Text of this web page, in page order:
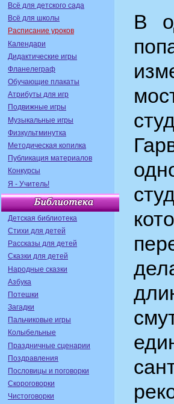
Всё для детского сада
Всё для школы
Расписание уроков
Календари
Дидактические игры
Фланелеграф
Обучающие плакаты
Атрибуты для игр
Подвижные игры
Музыкальные игры
Физкультминутка
Методическая копилка
Публикация материалов
Конкурсы
Я - Учитель!
Детская библиотека
Стихи для детей
Рассказы для детей
Сказки для детей
Народные сказки
Азбука
Потешки
Загадки
Пальчиковые игры
Колыбельные
Праздничные сценарии
Поздравления
Пословицы и поговорки
Скороговорки
Чистоговорки
В